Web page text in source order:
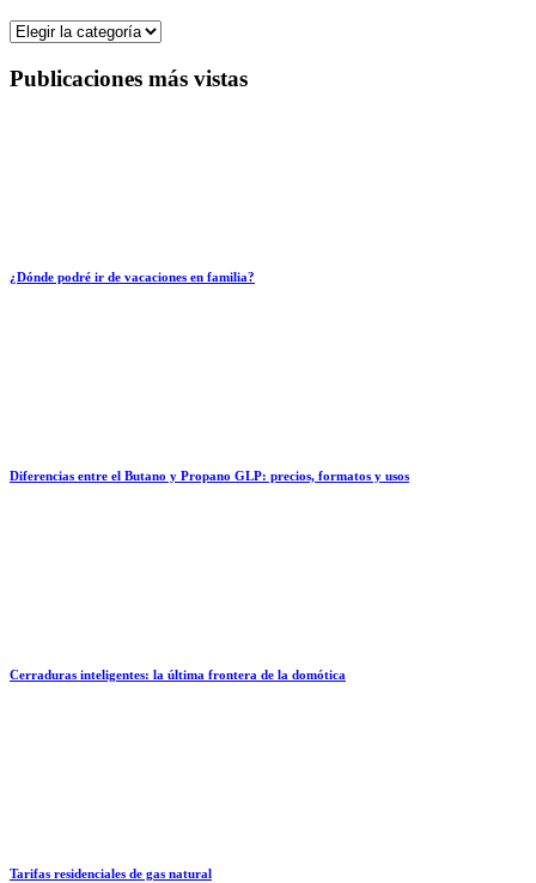
Categorías
Publicaciones más vistas
¿Dónde podré ir de vacaciones en familia?
Diferencias entre el Butano y Propano GLP: precios, formatos y usos
Cerraduras inteligentes: la última frontera de la domótica
Tarifas residenciales de gas natural